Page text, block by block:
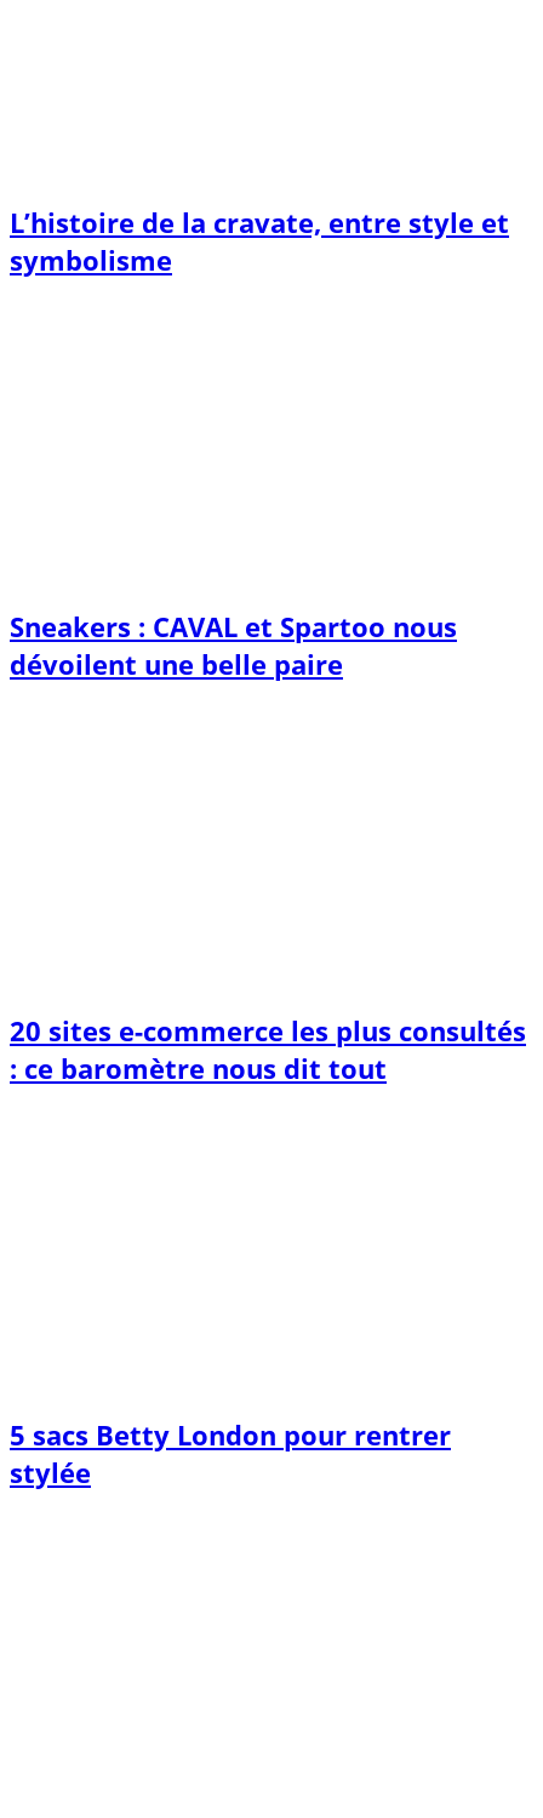
L’histoire de la cravate, entre style et
symbolisme
Sneakers : CAVAL et Spartoo nous
dévoilent une belle paire
20 sites e-commerce les plus consultés
: ce baromètre nous dit tout
5 sacs Betty London pour rentrer
stylée